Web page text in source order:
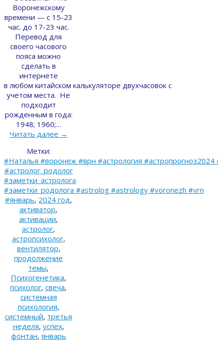
Воронежскому
времени — с 15-23
час. до 17-23 час.
Перевод для
своего часового
пояса можно
сделать в
интернете
в любом китайском калькуляторе двухчасовок с
учетом места. Не
подходит
рожденным в года:
1948; 1960;…
Читать далее →
Метки:
#Наталья #воронеж #врн #астрология #астропрогноз2024
#астролог_родолог
#заметки_астролога
#заметки_родолога #astrolog #astrology #voronezh #vrn
#январь, 2024 год,
активатор,
активации,
астролог,
астропсихолог,
вентилятор,
продолжение
темы,
Психогенетика,
психолог, свеча,
системная
психология,
системный, третья
неделя, успех,
фонтан, январь